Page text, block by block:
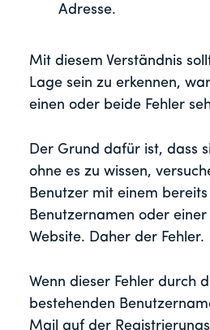
Adresse.
Mit diesem Verständnis
Lage sein zu erkennen,
einen oder beide Fehler
Der Grund dafür ist, dass
ohne es zu wissen,
Benutzer mit einem
Benutzernamen oder
Website. Daher der Fehler.
Wenn dieser Fehler durch
bestehenden
Mail auf der